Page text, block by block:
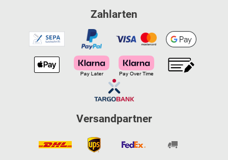
Zahlarten
Versandpartner